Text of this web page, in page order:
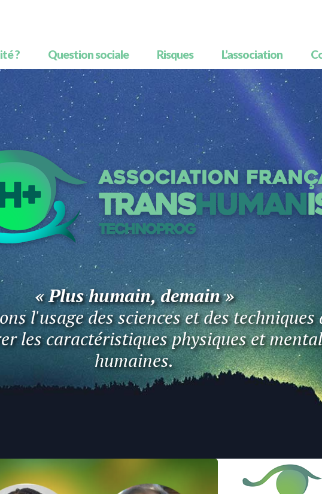
? Question sociale Risques L’association
« Plus humain, demain »
l'usage des sciences et des techniques
les caractéristiques physiques et
humaines.